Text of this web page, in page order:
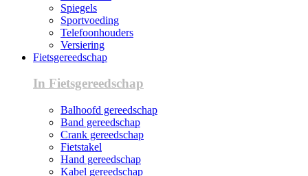
Spiegels
Sportvoeding
Telefoonhouders
Versiering
Fietsgereedschap
In Fietsgereedschap
Balhoofd gereedschap
Band gereedschap
Crank gereedschap
Fietstakel
Hand gereedschap
Kabel gereedschap